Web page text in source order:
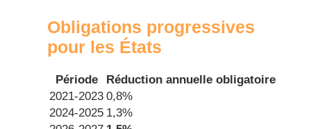
Obligations progressives
pour les États​
Période
Réduction annuelle obligatoire
2021-2023 0,8%
2024-2025 1,3%